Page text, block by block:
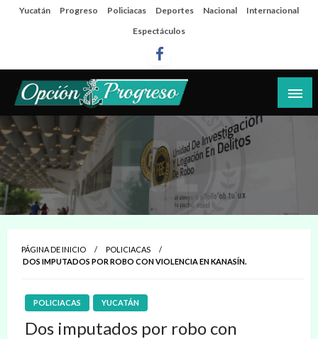
SaltaYucatán Progreso Policiacas Deportes Nacional
Internacional
Espectáculos
Opción Progreso
Las noticias del día a día del puerto
PÁGINA DE INICIO
POLICIACAS
DOS IMPUTADOS POR ROBO CON VIOLENCIA EN KANASÍN.
POLICIACAS YUCATÁN
Dos imputados por robo con